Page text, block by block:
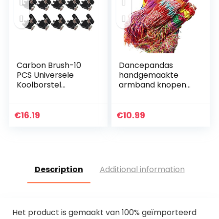
Carbon Brush-10
PCS Universele
Koolborstel
4KW 5KW 7KW
€16.19
Dancepandas
handgemaakte
armband knopen
vriendschap
€10.99
Description Additional information
Het product is gemaakt van 100% geïmporteerd